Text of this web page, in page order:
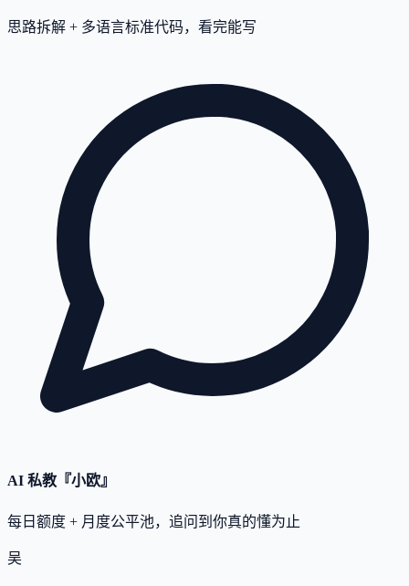
思路拆解 + 多语言标准代码，看完能写
AI 私教『小欧』
每日额度 + 月度公平池，追问到你真的懂为止
吴